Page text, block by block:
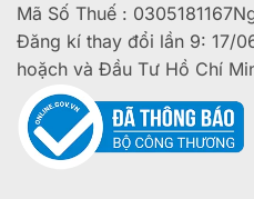
Mã Số Thuế :
Đăng kí thay đổi lần 9: 17/
hoặch và Đầu Tư Hồ Chí